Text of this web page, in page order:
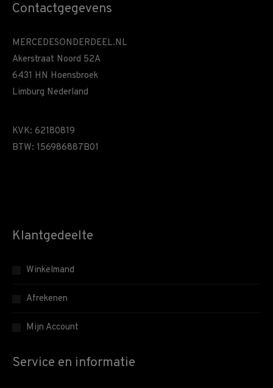
Contactgegevens
MERCEDESONDERDEEL.NL
Akerstraat Noord 52A
6431 HN Hoensbroek
Limburg Nederland
KVK: 62180819
BTW: 156986887B01
Klantgedeelte
Winkelmand
Afrekenen
Mijn Account
Service en informatie